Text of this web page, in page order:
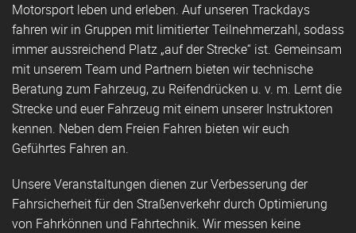
Motorsport leben und erleben. Auf unseren Trackdays
fahren wir in Gruppen mit limitierter Teilnehmerzahl, sodass
immer aussreichend Platz „auf der Strecke“ ist. Gemeinsam
mit unserem Team und Partnern bieten wir technische
Beratung zum Fahrzeug, zu Reifendrücken u. v. m. Lernt die
Strecke und euer Fahrzeug mit einem unserer Instruktoren
kennen. Neben dem Freien Fahren bieten wir euch
Geführtes Fahren an.
Unsere Veranstaltungen dienen zur Verbesserung der
Fahrsicherheit für den Straßenverkehr durch Optimierung
von Fahrkönnen und Fahrtechnik. Wir messen keine